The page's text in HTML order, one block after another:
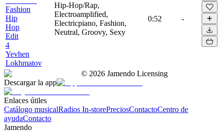
Fashion
Hip
Hop
Edit
4
Yevhen
Lokhmatov
Hip-Hop/Rap,
Electroamplified,
Electricpiano, Fashion,
Neutral, Groovy, Sexy
0:52 -
© 2026 Jamendo Licensing
Descargar la app
Enlaces útiles
Catálogo musicalRadios In-storePreciosContactoCentro de
ayudaContacto
Jamendo